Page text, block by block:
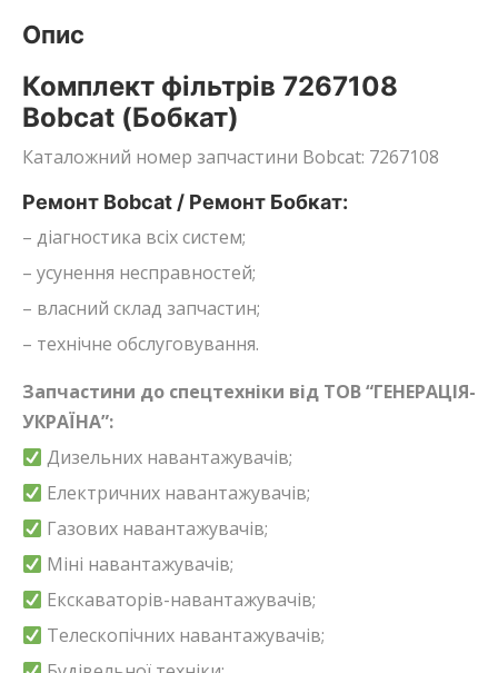
Опис
Комплект фільтрів 7267108
Bobcat (Бобкат)
Каталожний номер запчастини Bobcat: 7267108
Ремонт Bobcat / Ремонт Бобкат:
– діагностика всіх систем;
– усунення несправностей;
– власний склад запчастин;
– технічне обслуговування.
Запчастини до спецтехніки від ТОВ “ГЕНЕРАЦІЯ-
УКРАЇНА”:
Дизельних навантажувачів;
Електричних навантажувачів;
Газових навантажувачів;
Міні навантажувачів;
Екскаваторів-навантажувачів;
Телескопічних навантажувачів;